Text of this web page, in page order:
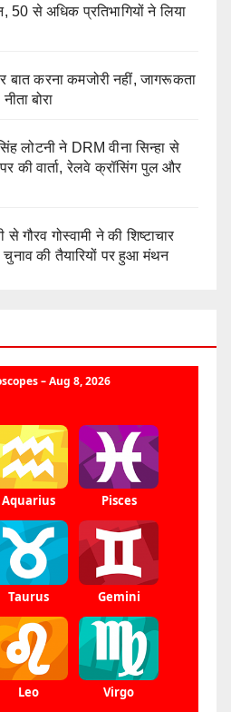
50 से अधिक प्रतिभागियों ने लिया
बात करना कमजोरी नहीं, जागरूकता
बोरा
लोटनी ने DRM वीना सिन्हा से
वार्ता, रेलवे क्रॉसिंग पुल और
गौरव गोस्वामी ने की शिष्टाचार
की तैयारियों पर हुआ मंथन